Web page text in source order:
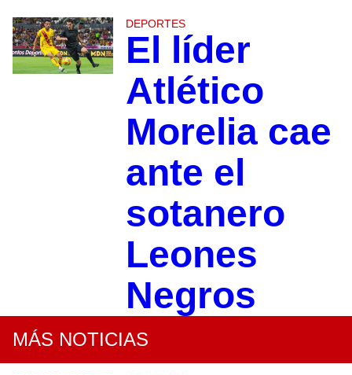
DEPORTES
El líder
Atlético
Morelia cae
ante el
sotanero
Leones
Negros
MÁS NOTICIAS